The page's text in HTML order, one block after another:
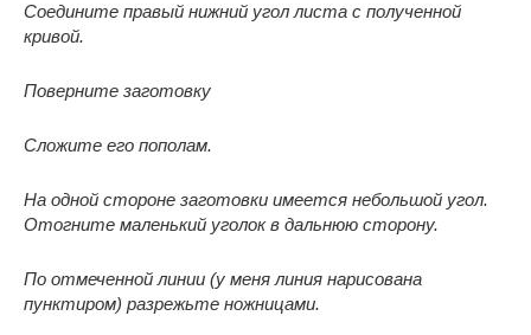
Соедините правый нижний угол листа с полученной
кривой.
Поверните заготовку
Сложите его пополам.
На одной стороне заготовки имеется небольшой угол.
Отогните маленький уголок в дальнюю сторону.
По отмеченной линии (у меня линия нарисована
пунктиром) разрежьте ножницами.